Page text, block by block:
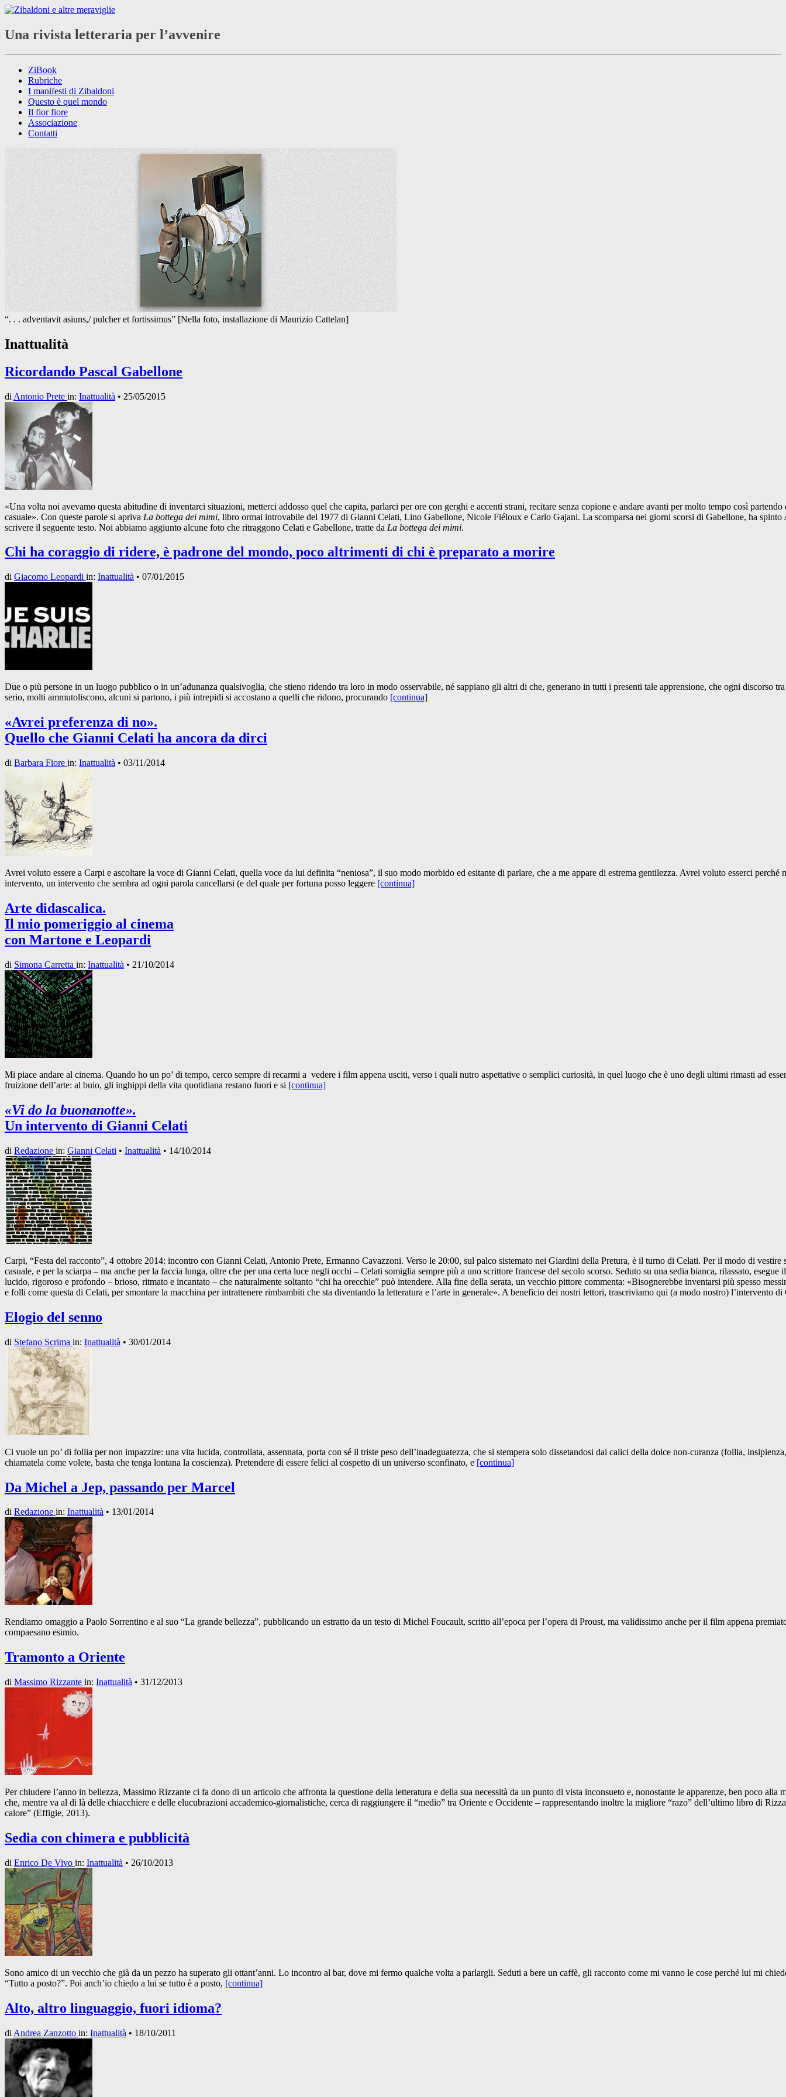
Una rivista letteraria per l’avvenire
ZiBook
Rubriche
I manifesti di Zibaldoni
Questo è quel mondo
Il fior fiore
Associazione
Contatti
“. . . adventavit asiuns,/ pulcher et fortissimus” [Nella foto, installazione di Maurizio Cattelan]
Inattualità
Ricordando Pascal Gabellone
di Antonio Prete in: Inattualità • 25/05/2015
«Una volta noi avevamo questa abitudine di inventarci situazioni, metterci addosso quel che capita, parlarci per ore con gerghi e accenti strani, recitare senza copione e andare avanti per molto tempo così partendo
casuale». Con queste parole si apriva La bottega dei mimi, libro ormai introvabile del 1977 di Gianni Celati, Lino Gabellone, Nicole Fiéloux e Carlo Gajani. La scomparsa nei giorni scorsi di Gabellone, ha spinto
scrivere il seguente testo. Noi abbiamo aggiunto alcune foto che ritraggono Celati e Gabellone, tratte da La bottega dei mimi.
Chi ha coraggio di ridere, è padrone del mondo, poco altrimenti di chi è preparato a morire
di Giacomo Leopardi in: Inattualità • 07/01/2015
Due o più persone in un luogo pubblico o in un’adunanza qualsivoglia, che stieno ridendo tra loro in modo osservabile, né sappiano gli altri di che, generano in tutti i presenti tale apprensione, che ogni discorso
serio, molti ammutoliscono, alcuni si partono, i più intrepidi si accostano a quelli che ridono, procurando [continua]
«Avrei preferenza di no».
Quello che Gianni Celati ha ancora da dirci
di Barbara Fiore in: Inattualità • 03/11/2014
Avrei voluto essere a Carpi e ascoltare la voce di Gianni Celati, quella voce da lui definita “neniosa”, il suo modo morbido ed esitante di parlare, che a me appare di estrema gentilezza. Avrei voluto esserci perché
intervento, un intervento che sembra ad ogni parola cancellarsi (e del quale per fortuna posso leggere [continua]
Arte didascalica.
Il mio pomeriggio al cinema
con Martone e Leopardi
di Simona Carretta in: Inattualità • 21/10/2014
Mi piace andare al cinema. Quando ho un po’ di tempo, cerco sempre di recarmi a vedere i film appena usciti, verso i quali nutro aspettative o semplici curiosità, in quel luogo che è uno degli ultimi rimasti ad
fruizione dell’arte: al buio, gli inghippi della vita quotidiana restano fuori e si [continua]
«Vi do la buonanotte».
Un intervento di Gianni Celati
di Redazione in: Gianni Celati • Inattualità • 14/10/2014
Carpi, “Festa del racconto”, 4 ottobre 2014: incontro con Gianni Celati, Antonio Prete, Ermanno Cavazzoni. Verso le 20:00, sul palco sistemato nei Giardini della Pretura, è il turno di Celati. Per il modo di vestire
casuale, e per la sciarpa – ma anche per la faccia lunga, oltre che per una certa luce negli occhi – Celati somiglia sempre più a uno scrittore francese del secolo scorso. Seduto su una sedia bianca, rilassato, esegue
lucido, rigoroso e profondo – brioso, ritmato e incantato – che naturalmente soltanto “chi ha orecchie” può intendere. Alla fine della serata, un vecchio pittore commenta: «Bisognerebbe inventarsi più spesso
e folli come questa di Celati, per smontare la macchina per intrattenere rimbambiti che sta diventando la letteratura e l’arte in generale». A beneficio dei nostri lettori, trascriviamo qui (a modo nostro) l’intervento di
Elogio del senno
di Stefano Scrima in: Inattualità • 30/01/2014
Ci vuole un po’ di follia per non impazzire: una vita lucida, controllata, assennata, porta con sé il triste peso dell’inadeguatezza, che si stempera solo dissetandosi dai calici della dolce non-curanza (follia,
chiamatela come volete, basta che tenga lontana la coscienza). Pretendere di essere felici al cospetto di un universo sconfinato, e [continua]
Da Michel a Jep, passando per Marcel
di Redazione in: Inattualità • 13/01/2014
Rendiamo omaggio a Paolo Sorrentino e al suo “La grande bellezza”, pubblicando un estratto da un testo di Michel Foucault, scritto all’epoca per l’opera di Proust, ma validissimo anche per il film appena
compaesano esimio.
Tramonto a Oriente
di Massimo Rizzante in: Inattualità • 31/12/2013
Per chiudere l’anno in bellezza, Massimo Rizzante ci fa dono di un articolo che affronta la questione della letteratura e della sua necessità da un punto di vista inconsueto e, nonostante le apparenze, ben poco alla
che, mentre va al di là delle chiacchiere e delle elucubrazioni accademico-giornalistiche, cerca di raggiungere il “medio” tra Oriente e Occidente – rappresentando inoltre la migliore “razo” dell’ultimo libro di
calore” (Effigie, 2013).
Sedia con chimera e pubblicità
di Enrico De Vivo in: Inattualità • 26/10/2013
Sono amico di un vecchio che già da un pezzo ha superato gli ottant’anni. Lo incontro al bar, dove mi fermo qualche volta a parlargli. Seduti a bere un caffè, gli racconto come mi vanno le cose perché lui mi
“Tutto a posto?”. Poi anch’io chiedo a lui se tutto è a posto, [continua]
Alto, altro linguaggio, fuori idioma?
di Andrea Zanzotto in: Inattualità • 18/10/2011